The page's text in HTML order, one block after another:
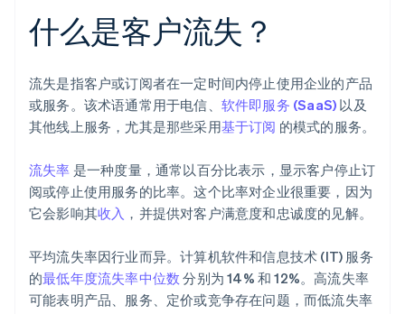
什么是客户流失？
流失是指客户或订阅者在一定时间内停止使用企业的产品
或服务。该术语通常用于电信、 软件即服务 (SaaS) 以及
其他线上服务，尤其是那些采用基于订阅 的模式的服务。
流失率 是一种度量，通常以百分比表示，显示客户停止订
阅或停止使用服务的比率。这个比率对企业很重要，因为
它会影响其收入 ，并提供对客户满意度和忠诚度的见解。
平均流失率因行业而异。计算机软件和信息技术 (IT) 服务
的最低年度流失率中位数 分别为 14% 和 12%。高流失率
可能表明产品、服务、定价或竞争存在问题，而低流失率